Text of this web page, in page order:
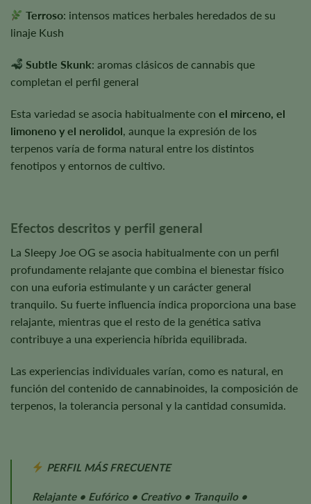
Terroso: intensos matices herbales heredados de su
linaje Kush
Subtle Skunk: aromas clásicos de cannabis que
completan el perfil general
Esta variedad se asocia habitualmente con el mirceno, el
limoneno y el nerolidol , aunque la expresión de los
terpenos varía de forma natural entre los distintos
fenotipos y entornos de cultivo.
Efectos descritos y perfil general
La Sleepy Joe OG se asocia habitualmente con un perfil
profundamente relajante que combina el bienestar físico
con una euforia estimulante y un carácter general
tranquilo. Su fuerte influencia índica proporciona una base
relajante, mientras que el resto de la genética sativa
contribuye a una experiencia híbrida equilibrada.
Las experiencias individuales varían, como es natural, en
función del contenido de cannabinoides, la composición de
terpenos, la tolerancia personal y la cantidad consumida.
PERFIL MÁS FRECUENTE
Relajante • Eufórico • Creativo • Tranquilo •